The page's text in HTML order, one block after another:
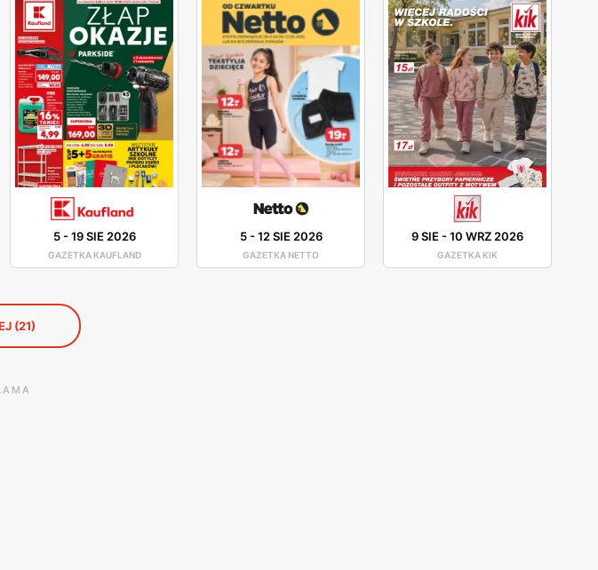
5-19 SIE 2026
GAZETKA KAUFLAND
5-12 SIE 2026
GAZETKA NETTO
9 SIE -10 WRZ 2026
GAZETKA KIK
(21)